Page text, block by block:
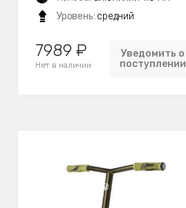
Уровень: средний
7989 ₽
Нет в наличии
Уведомить о
поступлении